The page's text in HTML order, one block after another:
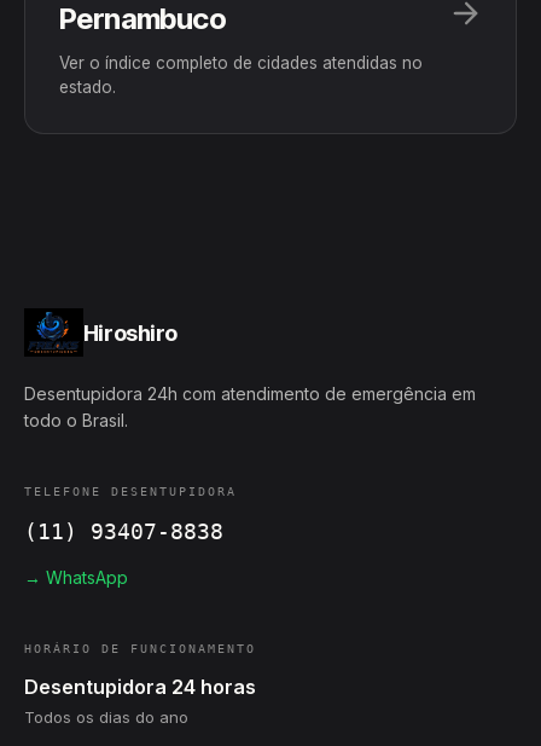
Pernambuco
Ver o índice completo de cidades atendidas no
estado.
Hiroshiro
Desentupidora 24h com atendimento de emergência em
todo o Brasil.
TELEFONE DESENTUPIDORA
(11) 93407-8838
→ WhatsApp
HORÁRIO DE FUNCIONAMENTO
Desentupidora 24 horas
Todos os dias do ano